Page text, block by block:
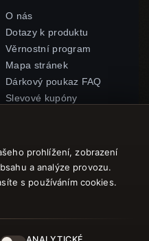
prohlížení, zobrazení
a analýze provozu.
s používáním cookies.
O nás
Dotazy k produktu
Věrnostní program
Mapa stránek
Dárkový poukaz FAQ
Slevové kupóny
SLEDUJTE NÁS